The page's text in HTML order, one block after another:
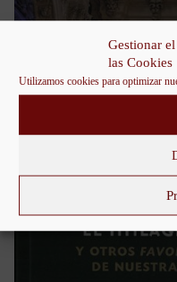
Gestionar
las Cookies
Utilizamos cookies para optimizar